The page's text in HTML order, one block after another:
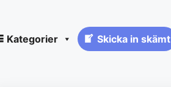
Kategorier Skicka in skämt